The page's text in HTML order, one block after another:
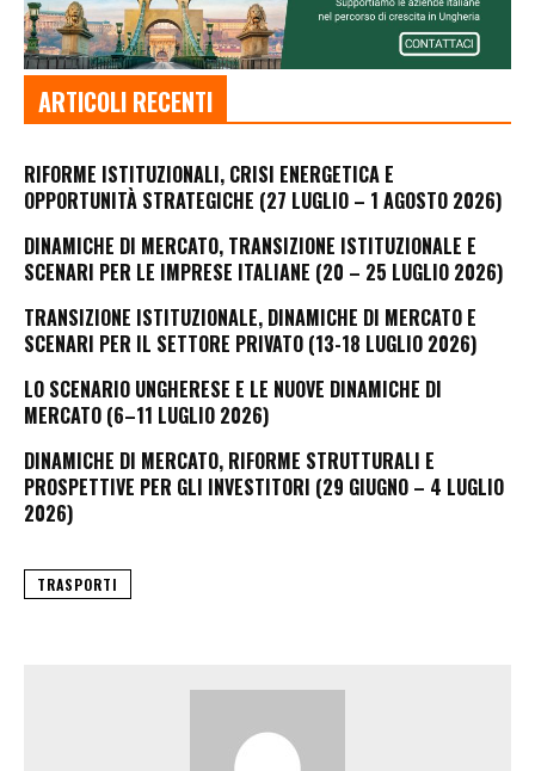
ARTICOLI RECENTI
RIFORME ISTITUZIONALI, CRISI ENERGETICA E
OPPORTUNITÀ STRATEGICHE (27 LUGLIO – 1 AGOSTO 2026)
DINAMICHE DI MERCATO, TRANSIZIONE ISTITUZIONALE E
SCENARI PER LE IMPRESE ITALIANE (20 – 25 LUGLIO 2026)
TRANSIZIONE ISTITUZIONALE, DINAMICHE DI MERCATO E
SCENARI PER IL SETTORE PRIVATO (13-18 LUGLIO 2026)
LO SCENARIO UNGHERESE E LE NUOVE DINAMICHE DI
MERCATO (6–11 LUGLIO 2026)
DINAMICHE DI MERCATO, RIFORME STRUTTURALI E
PROSPETTIVE PER GLI INVESTITORI (29 GIUGNO – 4 LUGLIO
2026)
TRASPORTI